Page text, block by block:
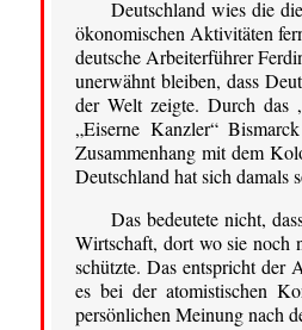
Deutschland wies die
ökonomischen Aktivitäten
deutsche Arbeiterführer
unerwähnt bleiben, dass
der Welt zeigte. Durch das
„Eiserne Kanzler“
Zusammenhang mit dem
Deutschland hat sich damals
Das bedeutete nicht,
Wirtschaft, dort wo sie noch
schützte. Das entspricht der
es bei der atomistischen
persönlichen Meinung nach